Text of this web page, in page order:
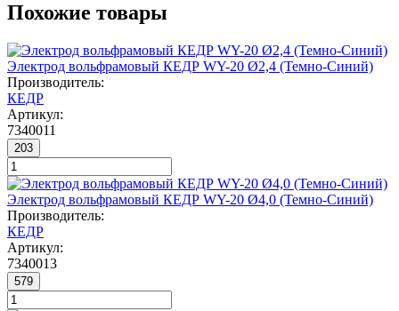
Похожие товары
Электрод вольфрамовый КЕДР WY-20 Ø2,4 (Темно-Синий)
Производитель:
КЕДР
Артикул:
7340011
203
Электрод вольфрамовый КЕДР WY-20 Ø4,0 (Темно-Синий)
Производитель:
КЕДР
Артикул:
7340013
579